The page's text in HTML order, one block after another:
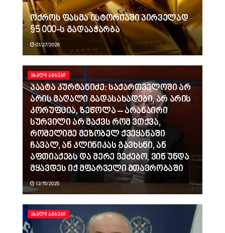
ოქროს ფასმა ისტორიაში პირველად
$5 000-ს გადააჭარბა
01/27/2026
ᲐᲮᲐᲚᲘ ᲐᲛᲑᲔᲑᲘ
პაატა კურტანიძე: საქართველოში არ
არის მაღალი გადასახადები, არ არის
კორუფცია, ზეწოლა – არანაირი
სურვილი არ მაქვს რომ ვთქვა,
რომელიმე მეზობელ ქვეყანაში
ჩავალ, ან კლინიკას გავხსნი, ან
აფთიაქებს და მერე ვეძებო, ვინ უნდა
მყავდეს იქ მფარველი მთავრობაში
12/15/2025
ᲐᲮᲐᲚᲘ ᲐᲛᲑᲔᲑᲘ